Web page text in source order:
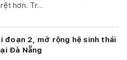
hơn. Tr...
đoạn 2, mở rộng hệ sinh thái
Đà Nẵng